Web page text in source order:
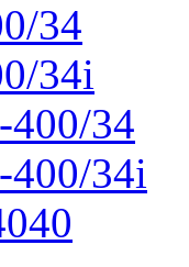
34
34i
34
34i